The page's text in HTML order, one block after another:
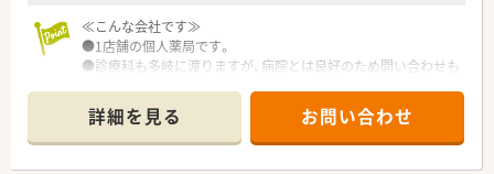
≪こんな会社です≫
●1店舗の個人薬局です。
●診療科も多岐に渡りますが、病院とは良好のため問い合わせも
●処方箋はそれほど多くありませんが、一包化が多いため常に薬
剤師3人になるような体制を組んでおります。
詳細を見る お問い合わせ